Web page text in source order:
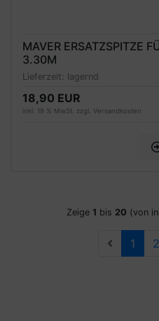
MAVER ERSATZSPITZE
3.30M
Lieferzeit: lagernd
18,90 EUR
inkl. 19 % MwSt. zzgl. Versandkosten
Zeige 1 bis 20 (von
1 2